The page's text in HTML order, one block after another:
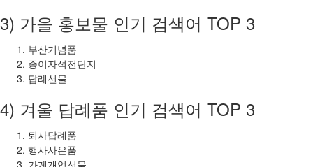
3) 가을 홍보물 인기 검색어 TOP 3
부산기념품
종이자석전단지
답례선물
4) 겨울 답례품 인기 검색어 TOP 3
퇴사답례품
행사사은품
가게개업선물